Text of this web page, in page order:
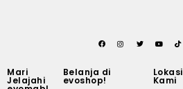
Mari
Jelajahi
Belanja di
evoshop!
Lokasi
Kami